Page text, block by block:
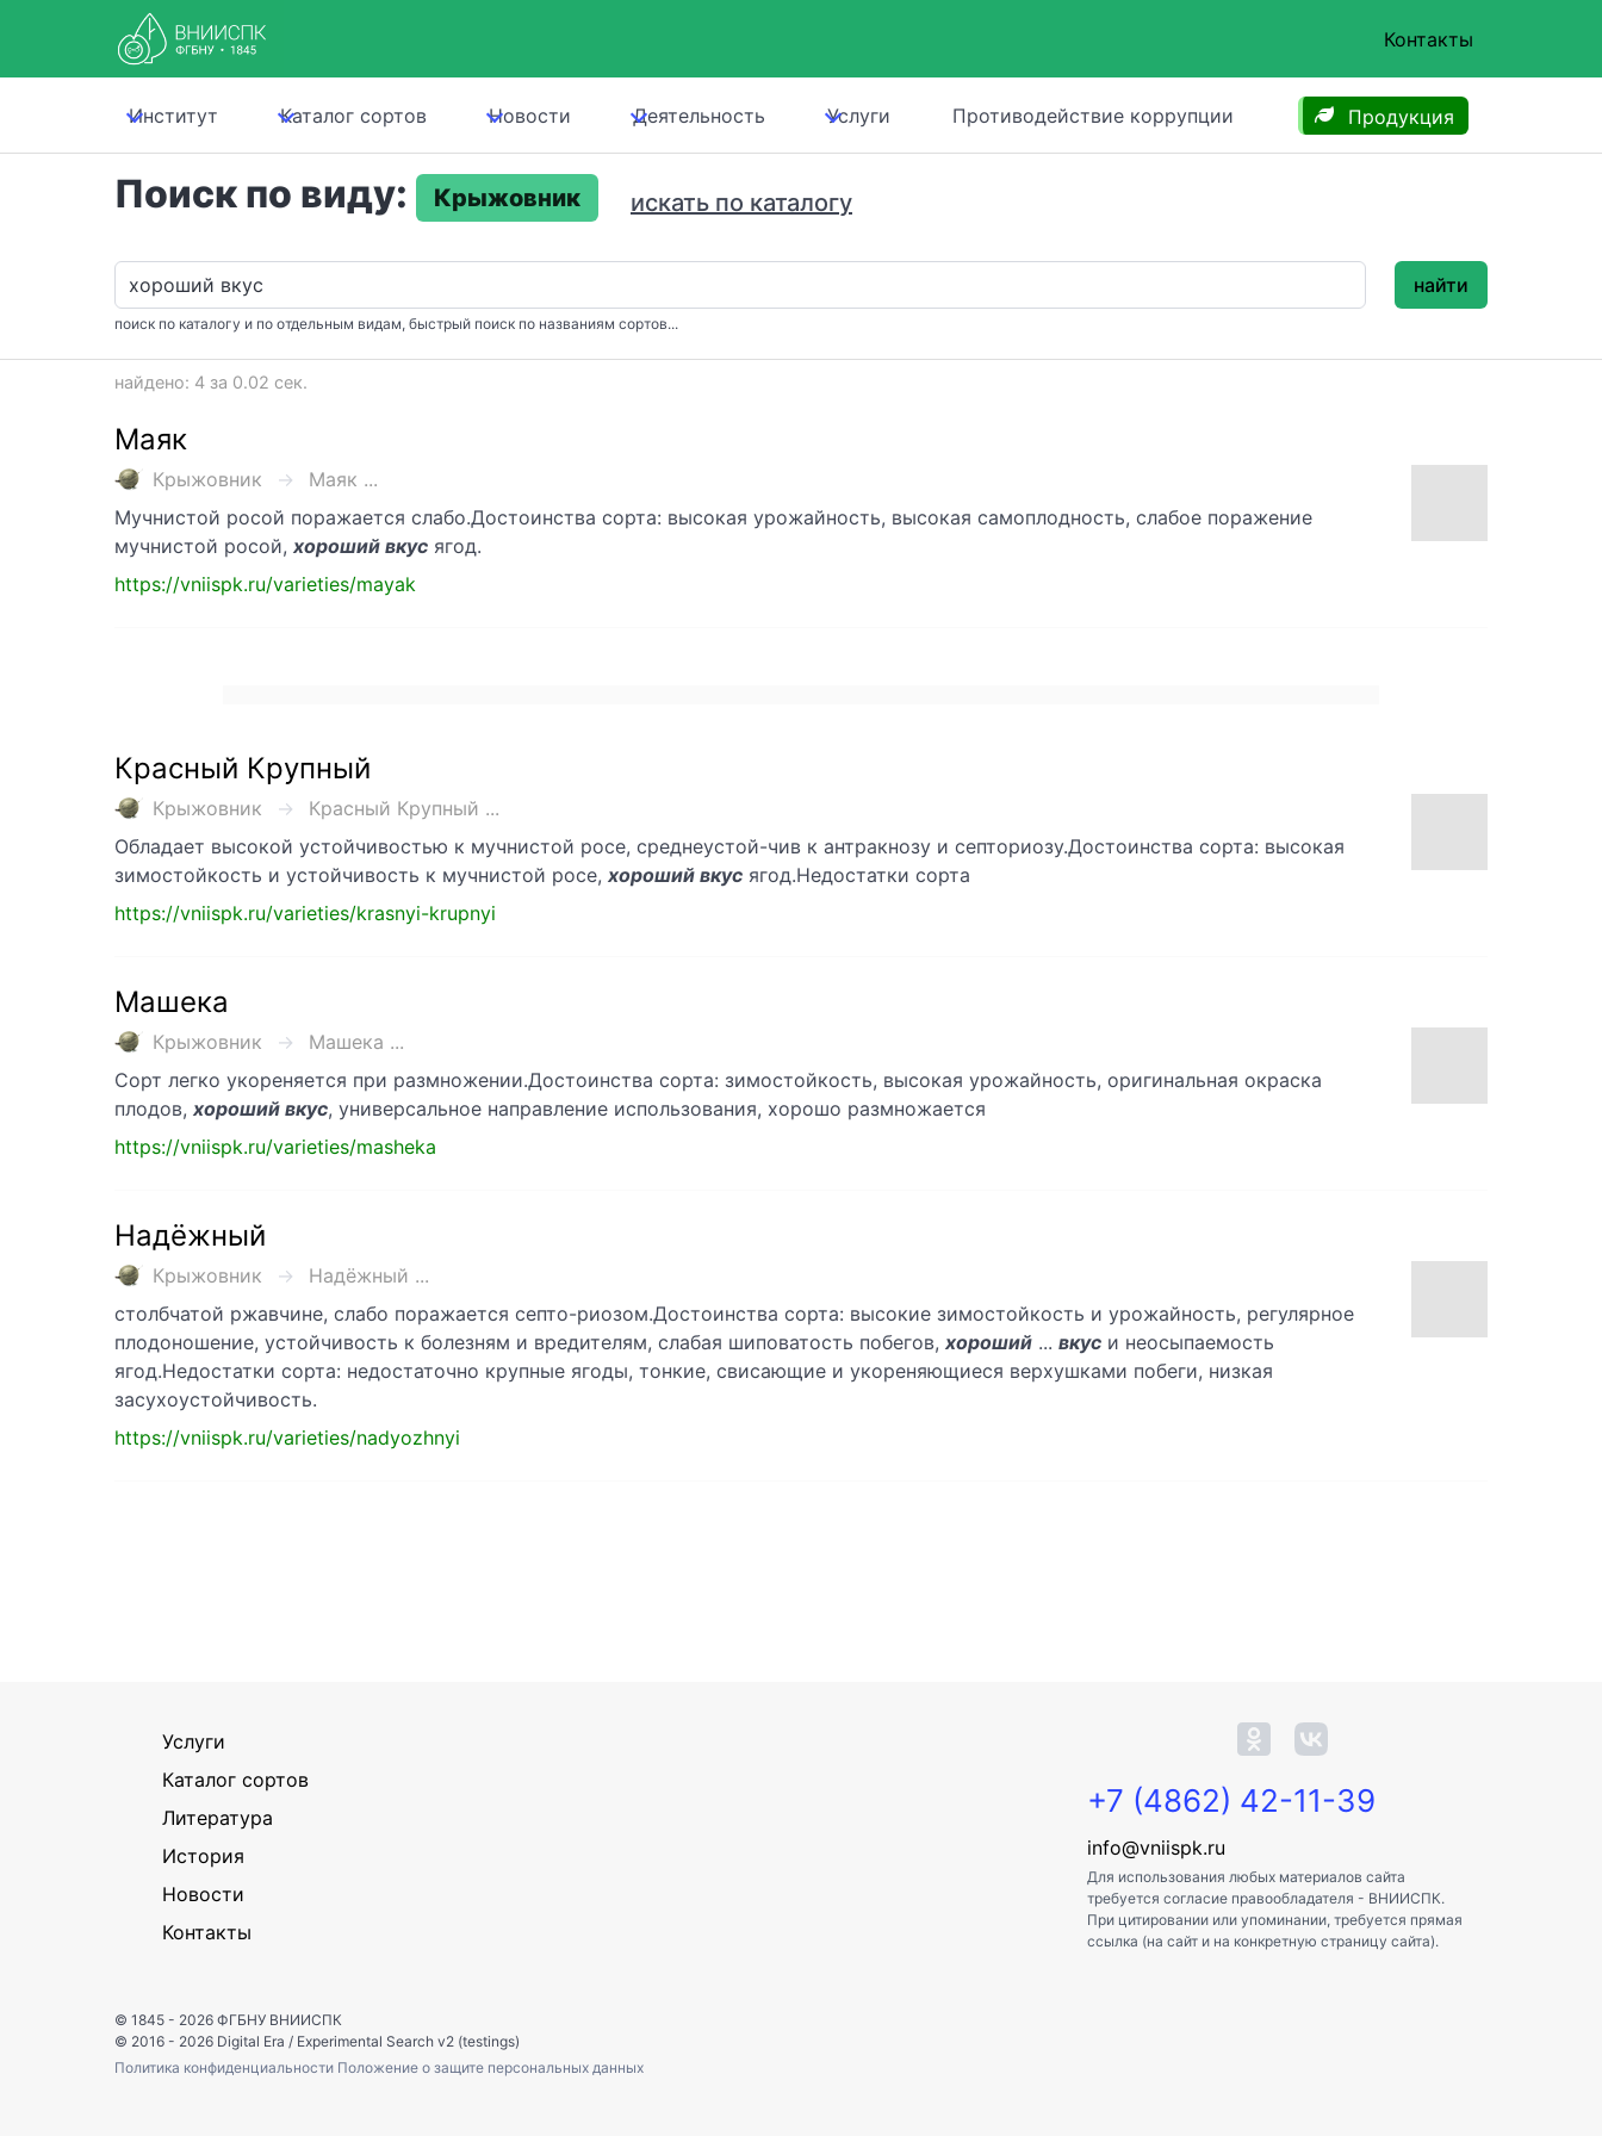
Контакты
Институт Каталог сортов Новости Деятельность Услуги Противодействие коррупции Продукция
Поиск по виду: Крыжовник искать по каталогу
поиск по каталогу и по отдельным видам, быстрый поиск по названиям сортов...
найти
найдено: 4 за 0.02 сек.
Маяк
Крыжовник
Маяк ...
Мучнистой росой поражается слабо.Достоинства сорта: высокая урожайность, высокая самоплодность, слабое поражение
мучнистой росой, хороший вкус ягод.
https://vniispk.ru/varieties/mayak
Красный Крупный
Крыжовник
Красный Крупный ...
Обладает высокой устойчивостью к мучнистой росе, среднеустой-чив к антракнозу и септориозу.Достоинства сорта: высокая
зимостойкость и устойчивость к мучнистой росе, хороший вкус ягод.Недостатки сорта
https://vniispk.ru/varieties/krasnyi-krupnyi
Машека
Крыжовник
Машека ...
Сорт легко укореняется при размножении.Достоинства сорта: зимостойкость, высокая урожайность, оригинальная окраска
плодов, хороший вкус, универсальное направление использования, хорошо размножается
https://vniispk.ru/varieties/masheka
Надёжный
Крыжовник
Надёжный ...
столбчатой ржавчине, слабо поражается септо-риозом.Достоинства сорта: высокие зимостойкость и урожайность, регулярное
плодоношение, устойчивость к болезням и вредителям, слабая шиповатость побегов, хороший ... вкус и неосыпаемость
ягод.Недостатки сорта: недостаточно крупные ягоды, тонкие, свисающие и укореняющиеся верхушками побеги, низкая
засухоустойчивость.
https://vniispk.ru/varieties/nadyozhnyi
Услуги
Каталог сортов
Литература
История
Новости
Контакты
+7 (4862) 42-11-39
info@vniispk.ru
Для использования любых материалов сайта
требуется согласие правообладателя - ВНИИСПК.
При цитировании или упоминании, требуется прямая
ссылка (на сайт и на конкретную страницу сайта).
© 1845 - 2026 ФГБНУ ВНИИСПК
© 2016 - 2026 Digital Era / Experimental Search v2 (testings)
Политика конфиденциальности Положение о защите персональных данных